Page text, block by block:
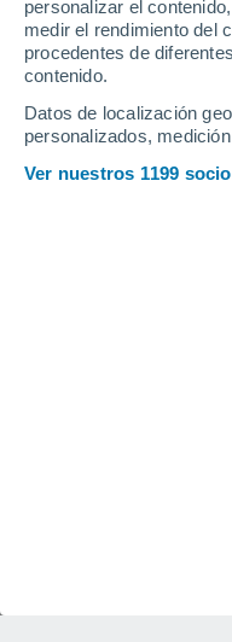
personalizar el
medir el rendimiento del
procedentes de
contenido.
Datos de localización
personalizados,
Ver nuestros 1199